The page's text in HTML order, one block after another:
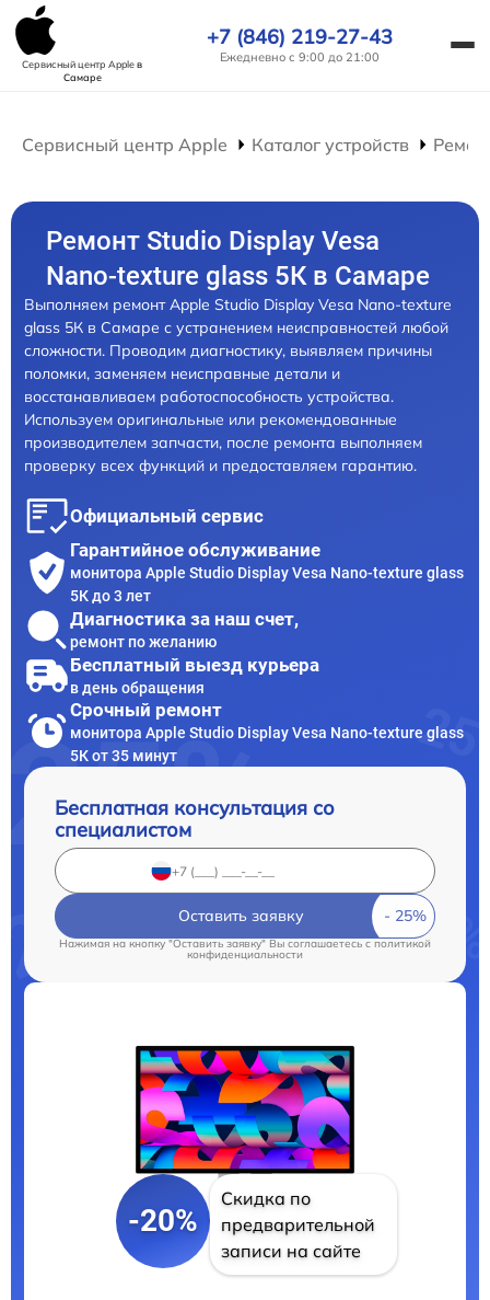
Сервисный центр Appleв
Самаре
+7 (846) 219-27-43
Ежедневно с 9:00 до 21:00
Сервисный центр Apple Каталог устройств
Ремонт Studio Display Vesa
Nano-texture glass 5К в Самаре
Выполняем ремонт Apple Studio Display Vesa Nano-texture
glass 5К в Самаре с устранением неисправностей любой
сложности. Проводим диагностику, выявляем причины
поломки, заменяем неисправные детали и
восстанавливаем работоспособность устройства.
Используем оригинальные или рекомендованные
производителем запчасти, после ремонта выполняем
проверку всех функций и предоставляем гарантию.
Официальный сервис
Гарантийное обслуживание
монитора Apple Studio Display Vesa Nano-texture glass
5К до 3 лет
Диагностика за наш счет,
ремонт по желанию
Бесплатный выезд курьера
в день обращения
Срочный ремонт
монитора Apple Studio Display Vesa Nano-texture glass
5К от 35 минут
Бесплатная консультация со
специалистом
Оставить заявку
Нажимая на кнопку "Оставить заявку" Вы соглашаетесь cполитикой
конфиденциальности
-20%
Скидка по
предварительной
записи на сайте